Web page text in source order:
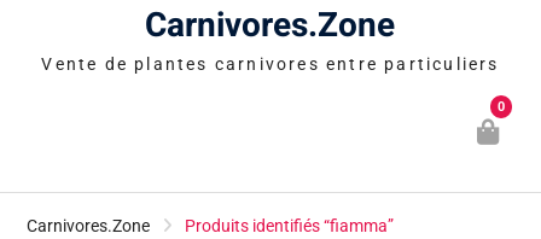
Carnivores.Zone
Vente de plantes carnivores entre particuliers
0
Carnivores.Zone Produits identifiés “fiamma”